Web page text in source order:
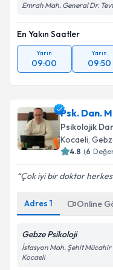
Emrah Mah. General Dr.
En Yakın Saatler
Yarın
09:00
Yarın
09:50
Psk. Dan.
Psikolojik
Kocaeli,
4.8 (6
Çok iyi bir doktor
Adres 1 Online
Gebze Psikoloji
İstasyon Mah. Şehit Mücahir
Kocaeli